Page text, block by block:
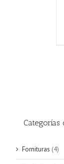
Fornituras (4)